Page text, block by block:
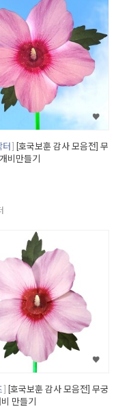
터
[호국보훈 감사 모음전] 무
비만들기
[호국보훈 감사 모음전] 무궁
만들기